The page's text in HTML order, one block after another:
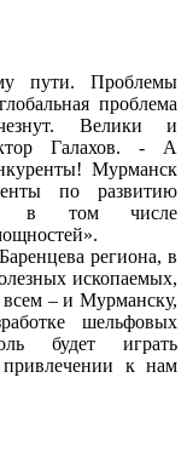
пути. Проблемы
проблема
Велики и
Галахов. - А
Мурманск
по развитию
в том числе
региона, в
ископаемых,
всем – и Мурманску,
шельфовых
будет играть
привлечении к нам